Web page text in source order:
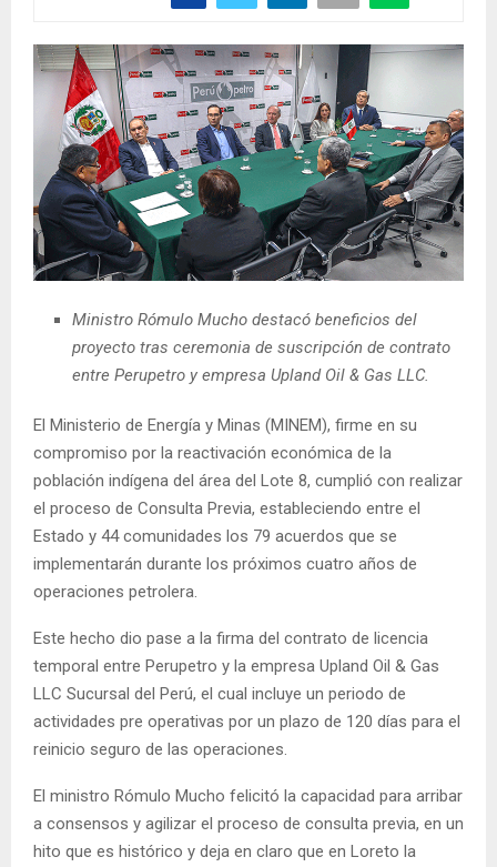
Ministro Rómulo Mucho destacó beneficios del
proyecto tras ceremonia de suscripción de contrato
entre Perupetro y empresa Upland Oil & Gas LLC.
El Ministerio de Energía y Minas (MINEM), firme en su
compromiso por la reactivación económica de la
población indígena del área del Lote 8, cumplió con realizar
el proceso de Consulta Previa, estableciendo entre el
Estado y 44 comunidades los 79 acuerdos que se
implementarán durante los próximos cuatro años de
operaciones petrolera.
Este hecho dio pase a la firma del contrato de licencia
temporal entre Perupetro y la empresa Upland Oil & Gas
LLC Sucursal del Perú, el cual incluye un periodo de
actividades pre operativas por un plazo de 120 días para el
reinicio seguro de las operaciones.
El ministro Rómulo Mucho felicitó la capacidad para arribar
a consensos y agilizar el proceso de consulta previa, en un
hito que es histórico y deja en claro que en Loreto la